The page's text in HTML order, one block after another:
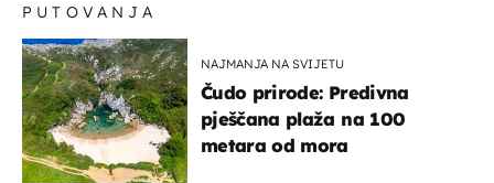
PUTOVANJA
NAJMANJA NA SVIJETU
Čudo prirode: Predivna
pješčana plaža na 100
metara od mora